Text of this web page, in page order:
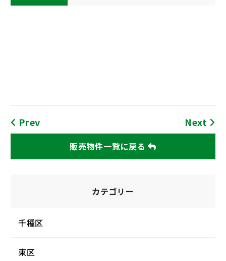
Next
Prev
販売物件一覧に戻る
カテゴリー
千種区
東区